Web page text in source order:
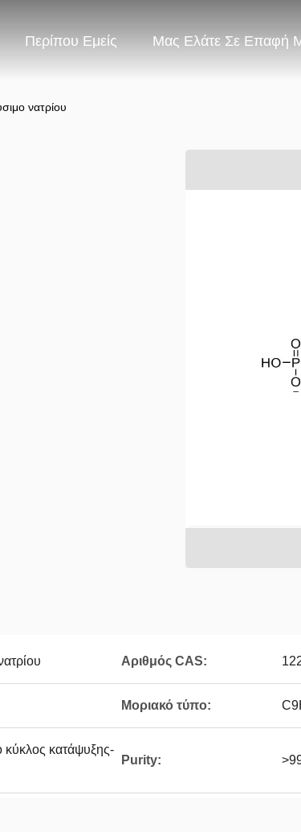
Περίπου Εμείς Μας Ελάτε Σε Επαφή
νατρίου
Αριθμός CAS:
Μοριακό τύπο:
κύκλος κατάψυξης-
Purity: